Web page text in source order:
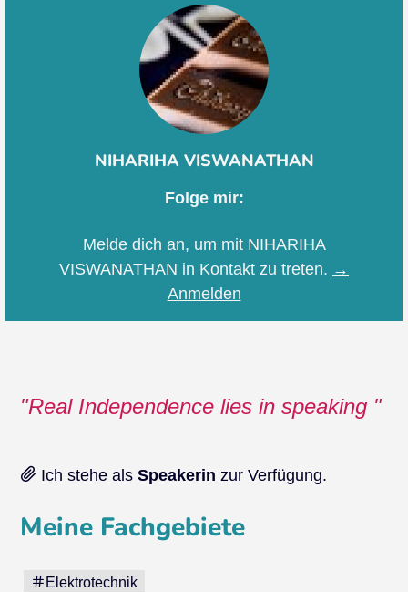
NIHARIHA VISWANATHAN
Folge mir:
Melde dich an, um mit NIHARIHA
VISWANATHAN in Kontakt zu treten. →
Anmelden
Real Independence lies in speaking
Ich stehe alsSpeakerin zur Verfügung.
Meine Fachgebiete
Elektrotechnik